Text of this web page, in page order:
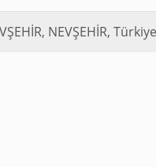
NEVŞEHİR, Türkiye